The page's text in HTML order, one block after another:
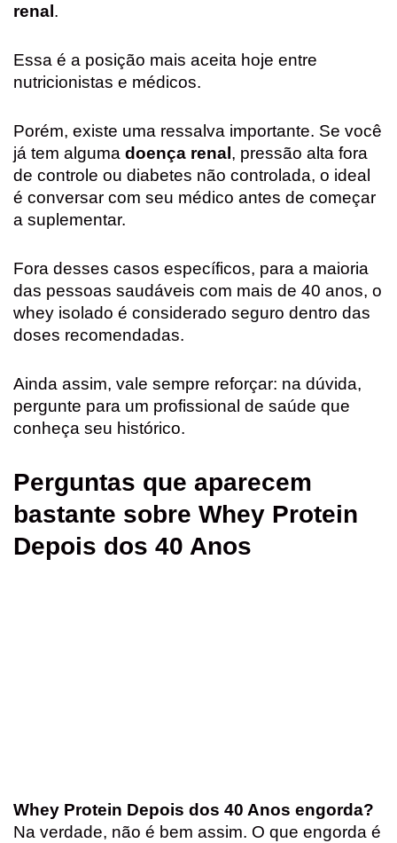
renal .
Essa é a posição mais aceita hoje entre
nutricionistas e médicos.
Porém, existe uma ressalva importante. Se você
já tem alguma doença renal , pressão alta fora
de controle ou diabetes não controlada, o ideal
é conversar com seu médico antes de começar
a suplementar.
Fora desses casos específicos, para a maioria
das pessoas saudáveis com mais de 40 anos, o
whey isolado é considerado seguro dentro das
doses recomendadas.
Ainda assim, vale sempre reforçar: na dúvida,
pergunte para um profissional de saúde que
conheça seu histórico.
Perguntas que aparecem
bastante sobre Whey Protein
Depois dos 40 Anos
Whey Protein Depois dos 40 Anos engorda?
Na verdade, não é bem assim. O que engorda é